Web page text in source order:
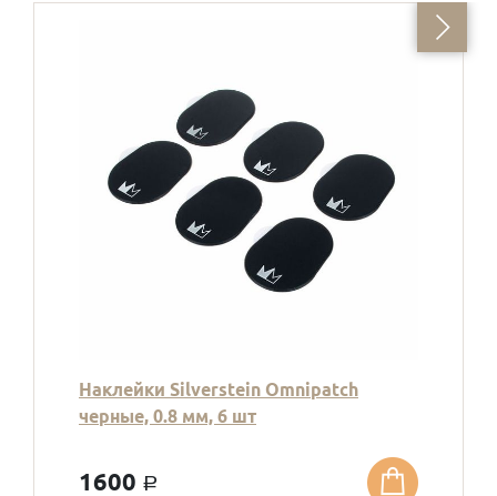
Наклейки Silverstein Omnipatch
черные, 0.8 мм, 6 шт
1600 a